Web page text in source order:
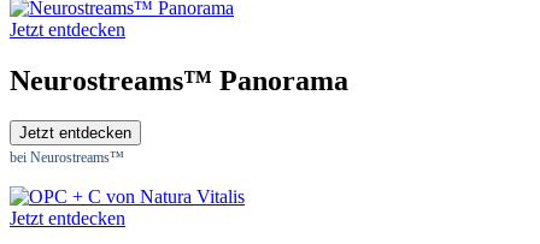
Jetzt entdecken
Neurostreams™ Panorama
Jetzt entdecken
bei Neurostreams™
Jetzt entdecken